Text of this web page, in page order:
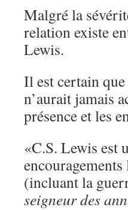
Malgré la
relation existe
Lewis.
Il est certain
n’aurait jamais
présence et les
«C.S. Lewis est
(incluant la
seigneur des